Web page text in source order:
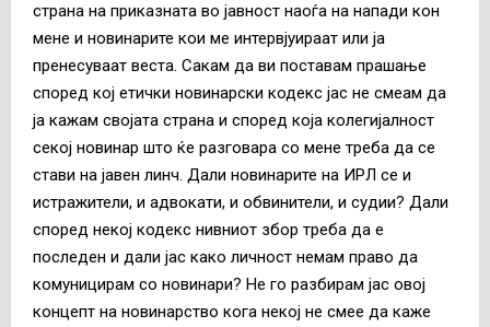
страна на приказната во јавност наоѓа на напади кон
мене и новинарите кои ме интервјуираат или ја
пренесуваат веста. Сакам да ви поставам прашање
според кој етички новинарски кодекс јас не смеам да
ја кажам својата страна и според која колегијалност
секој новинар што ќе разговара со мене треба да се
стави на јавен линч. Дали новинарите на ИРЛ се и
истражители, и адвокати, и обвинители, и судии? Дали
според некој кодекс нивниот збор треба да е
последен и дали јас како личност немам право да
комуницирам со новинари? Не го разбирам јас овој
концепт на новинарство кога некој не смее да каже